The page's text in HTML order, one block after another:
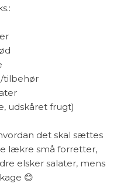
tilbehør
udskåret frugt)
det skal sættes
lækre små forretter,
elsker salater, mens
😊